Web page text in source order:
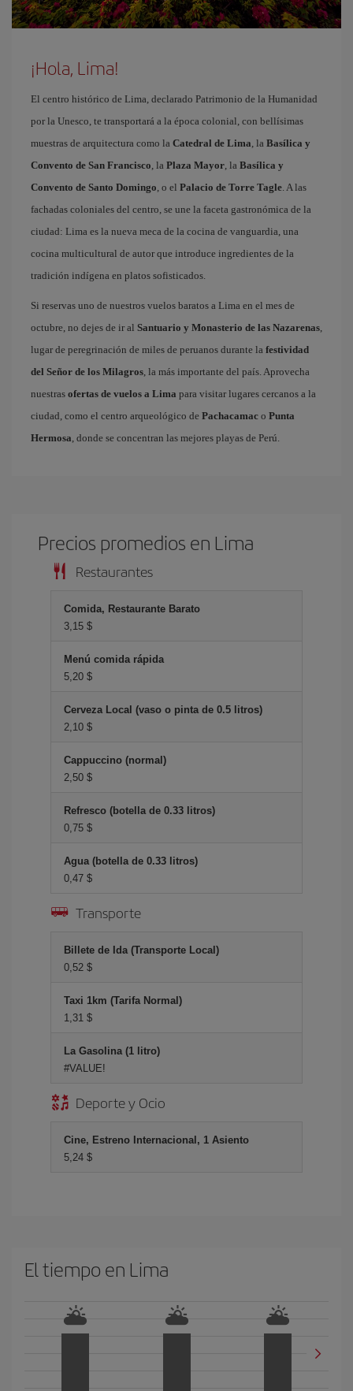
¡Hola, Lima!
El centro histórico de Lima, declarado Patrimonio de la Humanidad
por la Unesco, te transportará a la época colonial, con bellísimas
muestras de arquitectura como la Catedral de Lima , la Basílica y
Convento de San Francisco , la Plaza Mayor , la Basílica y
Convento de Santo Domingo , o el Palacio de Torre Tagle . A las
fachadas coloniales del centro, se une la faceta gastronómica de la
ciudad: Lima es la nueva meca de la cocina de vanguardia, una
cocina multicultural de autor que introduce ingredientes de la
tradición indígena en platos sofisticados.
Si reservas uno de nuestros vuelos baratos a Lima en el mes de
octubre, no dejes de ir al Santuario y Monasterio de las Nazarenas
lugar de peregrinación de miles de peruanos durante la festividad
del Señor de los Milagros , la más importante del país. Aprovecha
nuestras ofertas de vuelos a Lima para visitar lugares cercanos a la
ciudad, como el centro arqueológico de Pachacamac o Punta
Hermosa , donde se concentran las mejores playas de Perú.
Precios promedios en Lima
Restaurantes
Comida, Restaurante Barato
3,15 $
Menú comida rápida
5,20 $
Cerveza Local (vaso o pinta de 0.5 litros)
2,10 $
Cappuccino (normal)
2,50 $
Refresco (botella de 0.33 litros)
0,75 $
Agua (botella de 0.33 litros)
0,47 $
Transporte
Billete de Ida (Transporte Local)
0,52 $
Taxi 1km (Tarifa Normal)
1,31 $
La Gasolina (1 litro)
#VALUE!
Deporte y Ocio
Cine, Estreno Internacional, 1 Asiento
5,24 $
El tiempo en Lima